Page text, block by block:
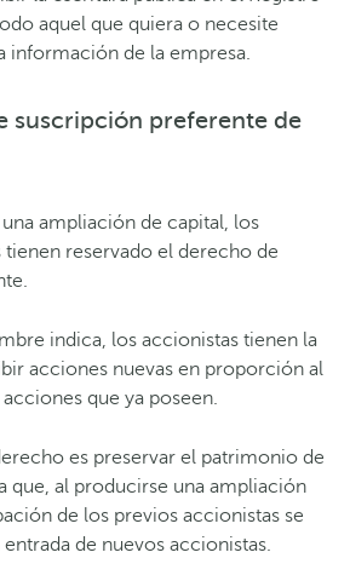
aquel que quiera o necesite
información de la empresa.
suscripción preferente de
ampliación de capital, los
reservado el derecho de
indica, los accionistas tienen la
acciones nuevas en proporción al
que ya poseen.
es preservar el patrimonio de
que, al producirse una ampliación
de los previos accionistas se
de nuevos accionistas.